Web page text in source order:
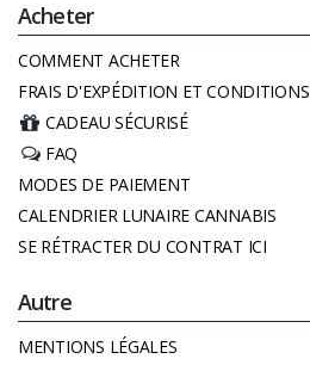
Acheter
COMMENT ACHETER
FRAIS D'EXPÉDITION ET CONDITIONS
CADEAU SÉCURISÉ
FAQ
MODES DE PAIEMENT
CALENDRIER LUNAIRE CANNABIS
SE RÉTRACTER DU CONTRAT ICI
Autre
MENTIONS LÉGALES